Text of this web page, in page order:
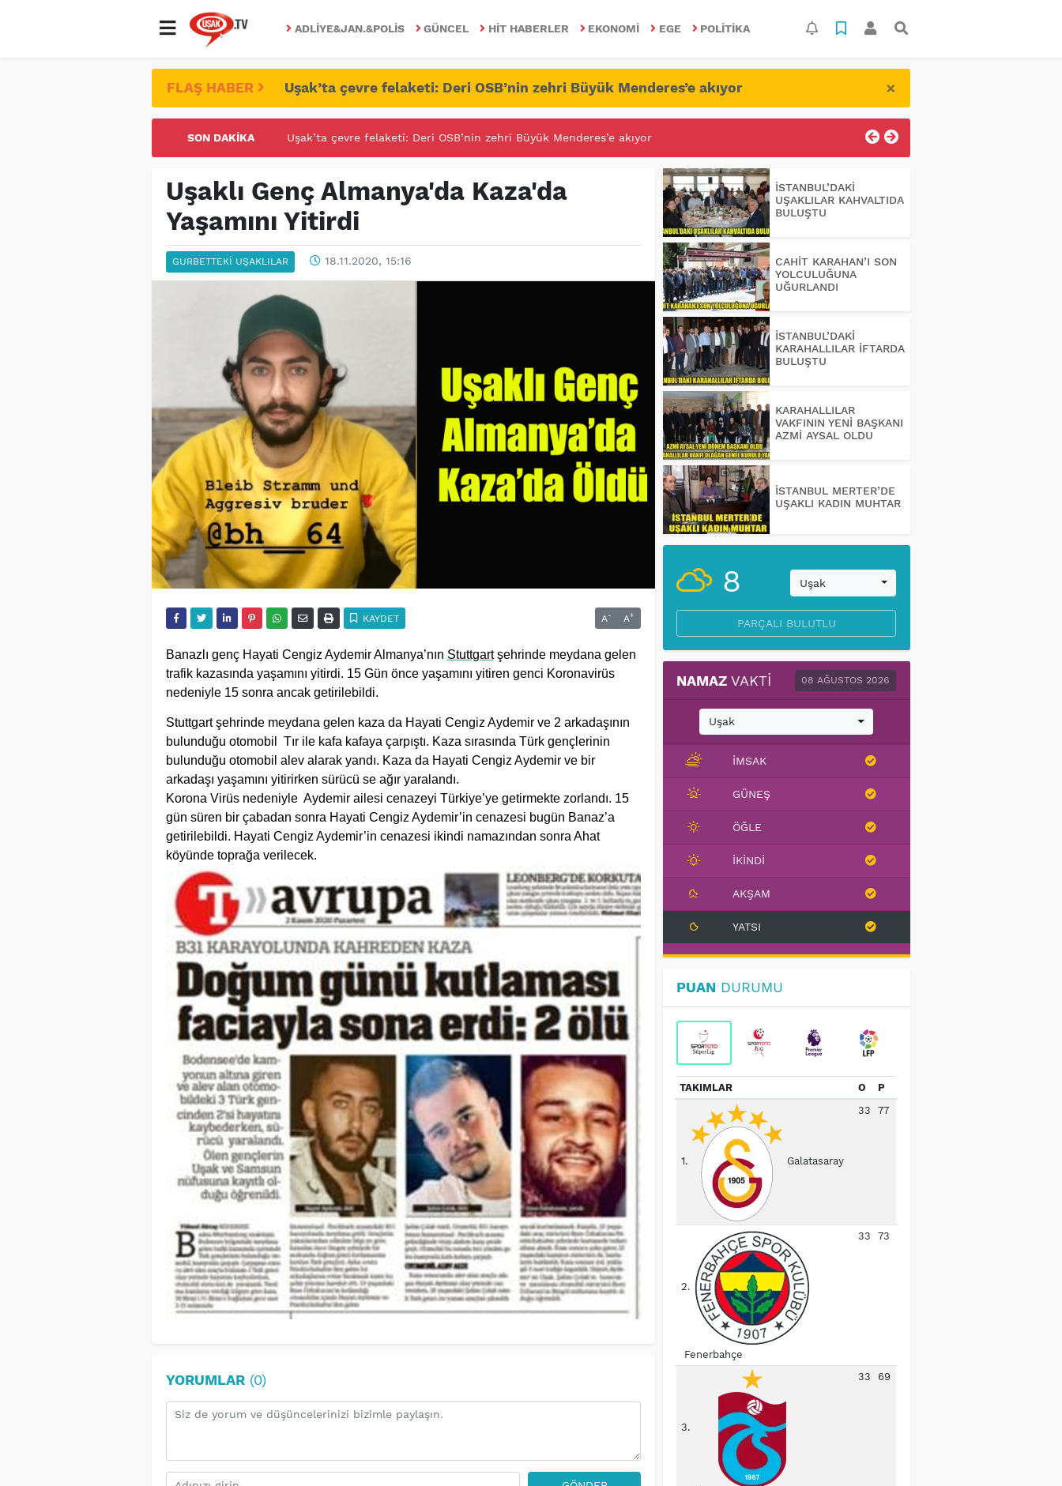
ADLIYE&JAN.&POLIS GÜNCEL HIT HABERLER EKONOMI EGE POLITIKA
FLAŞ HABER Uşak’ta çevre felaketi: Deri OSB’nin zehri Büyük Menderes’e akıyor ×
SON DAKIKA UŞAK ÜNİVERİTESİNDE FETÖ/PDY İLE YALANDAN MÜCADELE!
Uşaklı Genç Almanya'da Kaza'da
Yaşamını Yitirdi
GURBETTEKI UŞAKLILAR 18.11.2020, 15:16
KAYDET A- A+
Banazlı genç Hayati Cengiz Aydemir Almanya’nın Stuttgartşehrinde meydana gelen
trafik kazasında yaşamını yitirdi. 15 Gün önce yaşamını yitiren genci Koronavirüs
nedeniyle 15 sonra ancak getirilebildi.
Stuttgartşehrinde meydana gelen kaza da Hayati Cengiz Aydemir ve 2 arkadaşının
bulunduğu otomobil Tır ile kafa kafaya çarpıştı. Kaza sırasında Türk gençlerinin
bulunduğu otomobil alev alarak yandı. Kaza da Hayati Cengiz Aydemir ve bir
arkadaşı yaşamını yitirirken sürücü se ağır yaralandı.
Korona Virüs nedeniyle Aydemir ailesi cenazeyi Türkiye’ye getirmekte zorlandı. 15
gün süren bir çabadan sonra Hayati Cengiz Aydemir’in cenazesi bugün Banaz’a
getirilebildi. Hayati Cengiz Aydemir’in cenazesi ikindi namazından sonra Ahat
köyünde toprağa verilecek.
YORUMLAR(0)
İSTANBUL’DAKİ
UŞAKLILAR KAHVALTIDA
BULUŞTU
CAHİT KARAHAN’I SON
YOLCULUĞUNA
UĞURLANDI
İSTANBUL’DAKİ
KARAHALLILAR İFTARDA
BULUŞTU
KARAHALLILAR
VAKFININ YENİ BAŞKANI
AZMİ AYSAL OLDU
İSTANBUL MERTER’DE
UŞAKLI KADIN MUHTAR
8 Uşak
PARÇALI BULUTLU
NAMAZ VAKTI 08 AĞUSTOS 2026
Uşak
İMSAK
GÜNEŞ
ÖĞLE
İKINDI
AKŞAM
YATSI
PUAN DURUMU
TAKIMLAR O P
1. Galatasaray
33 77
2.
Fenerbahçe
33 73
3.
33 69